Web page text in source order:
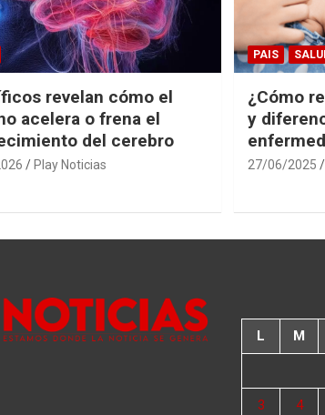
revelan cómo el
acelera o frena el
del cerebro
Play Noticias
PAIS
¿Cómo
y
27/06/2025
L M
3 4